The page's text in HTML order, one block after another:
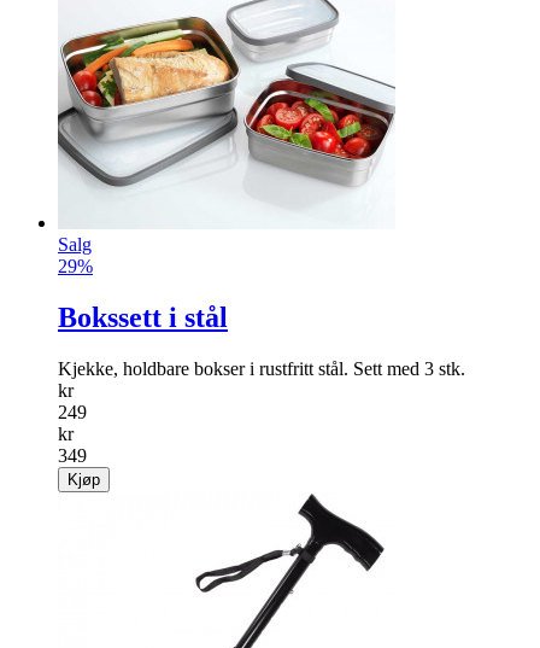
Salg
29%
Bokssett i stål
Kjekke, holdbare bokser i rustfritt stål. Sett med 3 stk.
kr
249
kr
349
Kjøp